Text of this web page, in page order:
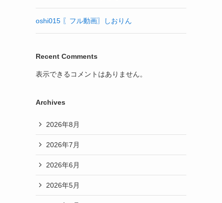
oshi015 〖フル動画〗しおりん
Recent Comments
表示できるコメントはありません。
Archives
2026年8月
2026年7月
2026年6月
2026年5月